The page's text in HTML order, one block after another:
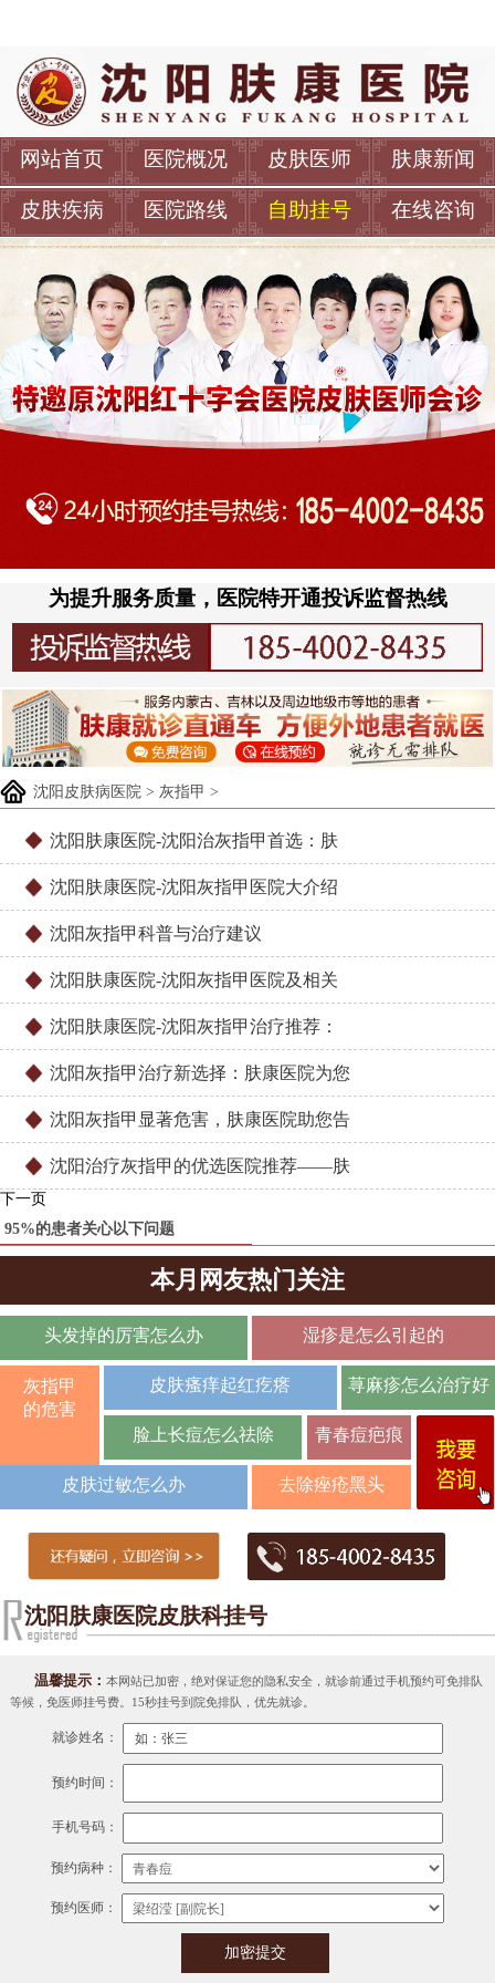
网站首页 医院概况 皮肤医师 肤康新闻
皮肤疾病 医院路线 自助挂号 在线咨询
为提升服务质量，医院特开通投诉监督热线
沈阳皮肤病医院 > 灰指甲 >
沈阳肤康医院-沈阳治灰指甲首选：肤
沈阳肤康医院-沈阳灰指甲医院大介绍
沈阳灰指甲科普与治疗建议
沈阳肤康医院-沈阳灰指甲医院及相关
沈阳肤康医院-沈阳灰指甲治疗推荐：
沈阳灰指甲治疗新选择：肤康医院为您
沈阳灰指甲显著危害，肤康医院助您告
沈阳治疗灰指甲的优选医院推荐——肤
下一页
95%的患者关心以下问题
本月网友热门关注
头发掉的厉害怎么办 湿疹是怎么引起的
灰指甲
的危害
皮肤瘙痒起红疙瘩 荨麻疹怎么治疗好
脸上长痘怎么祛除 青春痘疤痕
皮肤过敏怎么办 去除痤疮黑头
沈阳肤康医院皮肤科挂号
温馨提示：本网站已加密，绝对保证您的隐私安全，就诊前通过手机预约可免排队
等候，免医师挂号费。15秒挂号到院免排队，优先就诊。
就诊姓名：
预约时间：
手机号码：
预约病种：
预约医师：